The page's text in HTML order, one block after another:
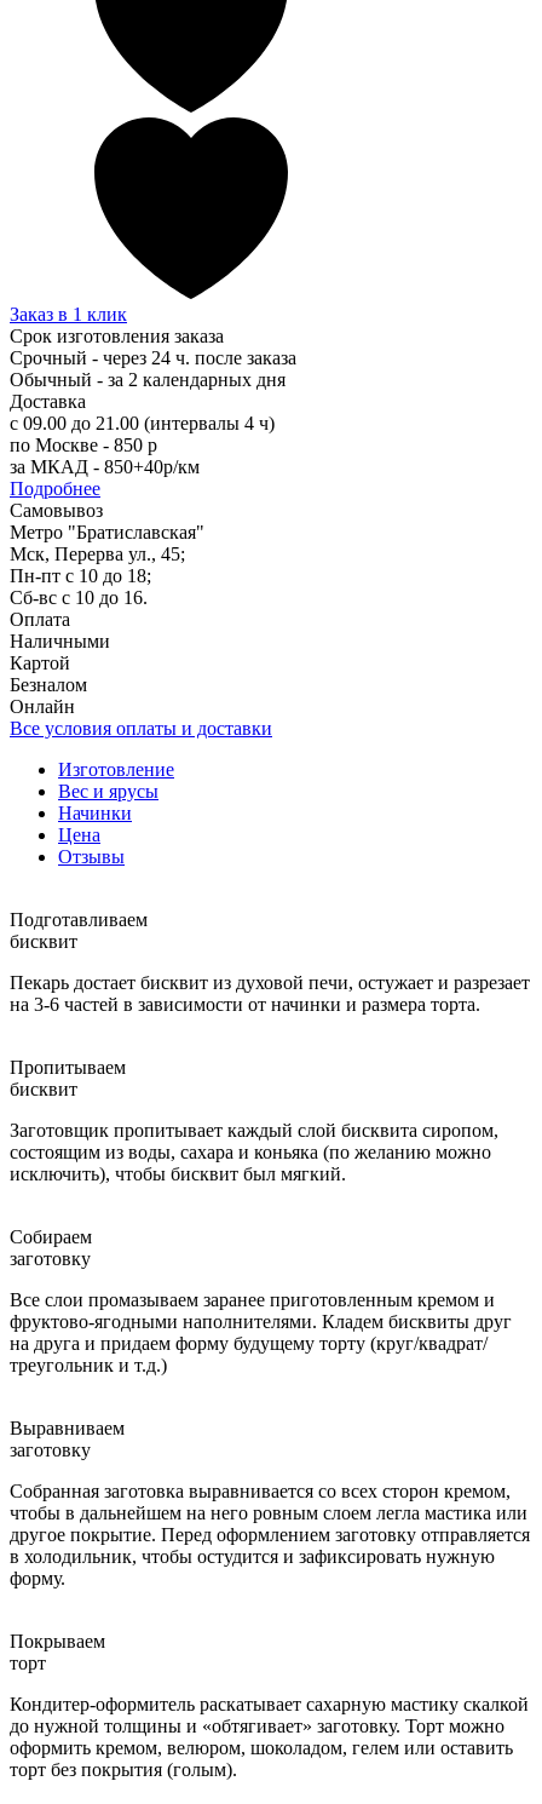
Заказ в 1 клик
Срок изготовления заказа
Срочный - через 24 ч. после заказа
Обычный - за 2 календарных дня
Доставка
с 09.00 до 21.00 (интервалы 4 ч)
по Москве - 850 р
за МКАД - 850+40р/км
Подробнее
Самовывоз
Метро "Братиславская"
Мск, Перерва ул., 45;
Пн-пт с 10 до 18;
Сб-вс с 10 до 16.
Оплата
Наличными
Картой
Безналом
Онлайн
Все условия оплаты и доставки
Изготовление
Вес и ярусы
Начинки
Цена
Отзывы
Подготавливаем
бисквит
Пекарь достает бисквит из духовой печи, остужает и разрезает
на 3-6 частей в зависимости от начинки и размера торта.
Пропитываем
бисквит
Заготовщик пропитывает каждый слой бисквита сиропом,
состоящим из воды, сахара и коньяка (по желанию можно
исключить), чтобы бисквит был мягкий.
Собираем
заготовку
Все слои промазываем заранее приготовленным кремом и
фруктово-ягодными наполнителями. Кладем бисквиты друг
на друга и придаем форму будущему торту (круг/квадрат/
треугольник и т.д.)
Выравниваем
заготовку
Собранная заготовка выравнивается со всех сторон кремом,
чтобы в дальнейшем на него ровным слоем легла мастика или
другое покрытие. Перед оформлением заготовку отправляется
в холодильник, чтобы остудится и зафиксировать нужную
форму.
Покрываем
торт
Кондитер-оформитель раскатывает сахарную мастику скалкой
до нужной толщины и «обтягивает» заготовку. Торт можно
оформить кремом, велюром, шоколадом, гелем или оставить
торт без покрытия (голым).